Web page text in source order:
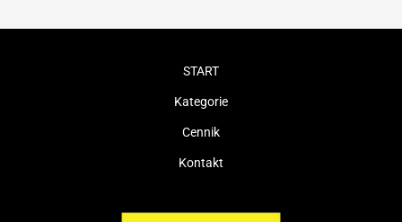
START
Kategorie
Cennik
Kontakt